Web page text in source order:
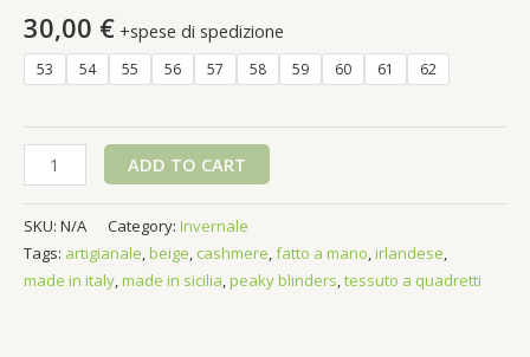
30,00 € +spese di spedizione
53 54 55 56 57 58 59 60 61 62
Berretto
Irlandese
Quadretti
beige
lana
&
ADD TO CART
SKU: N/A Category: Invernale
Tags: artigianale beige cashmere fatto a mano irlandese
made in italy made in sicilia peaky blinders tessuto a quadretti